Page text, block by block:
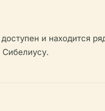
и находится